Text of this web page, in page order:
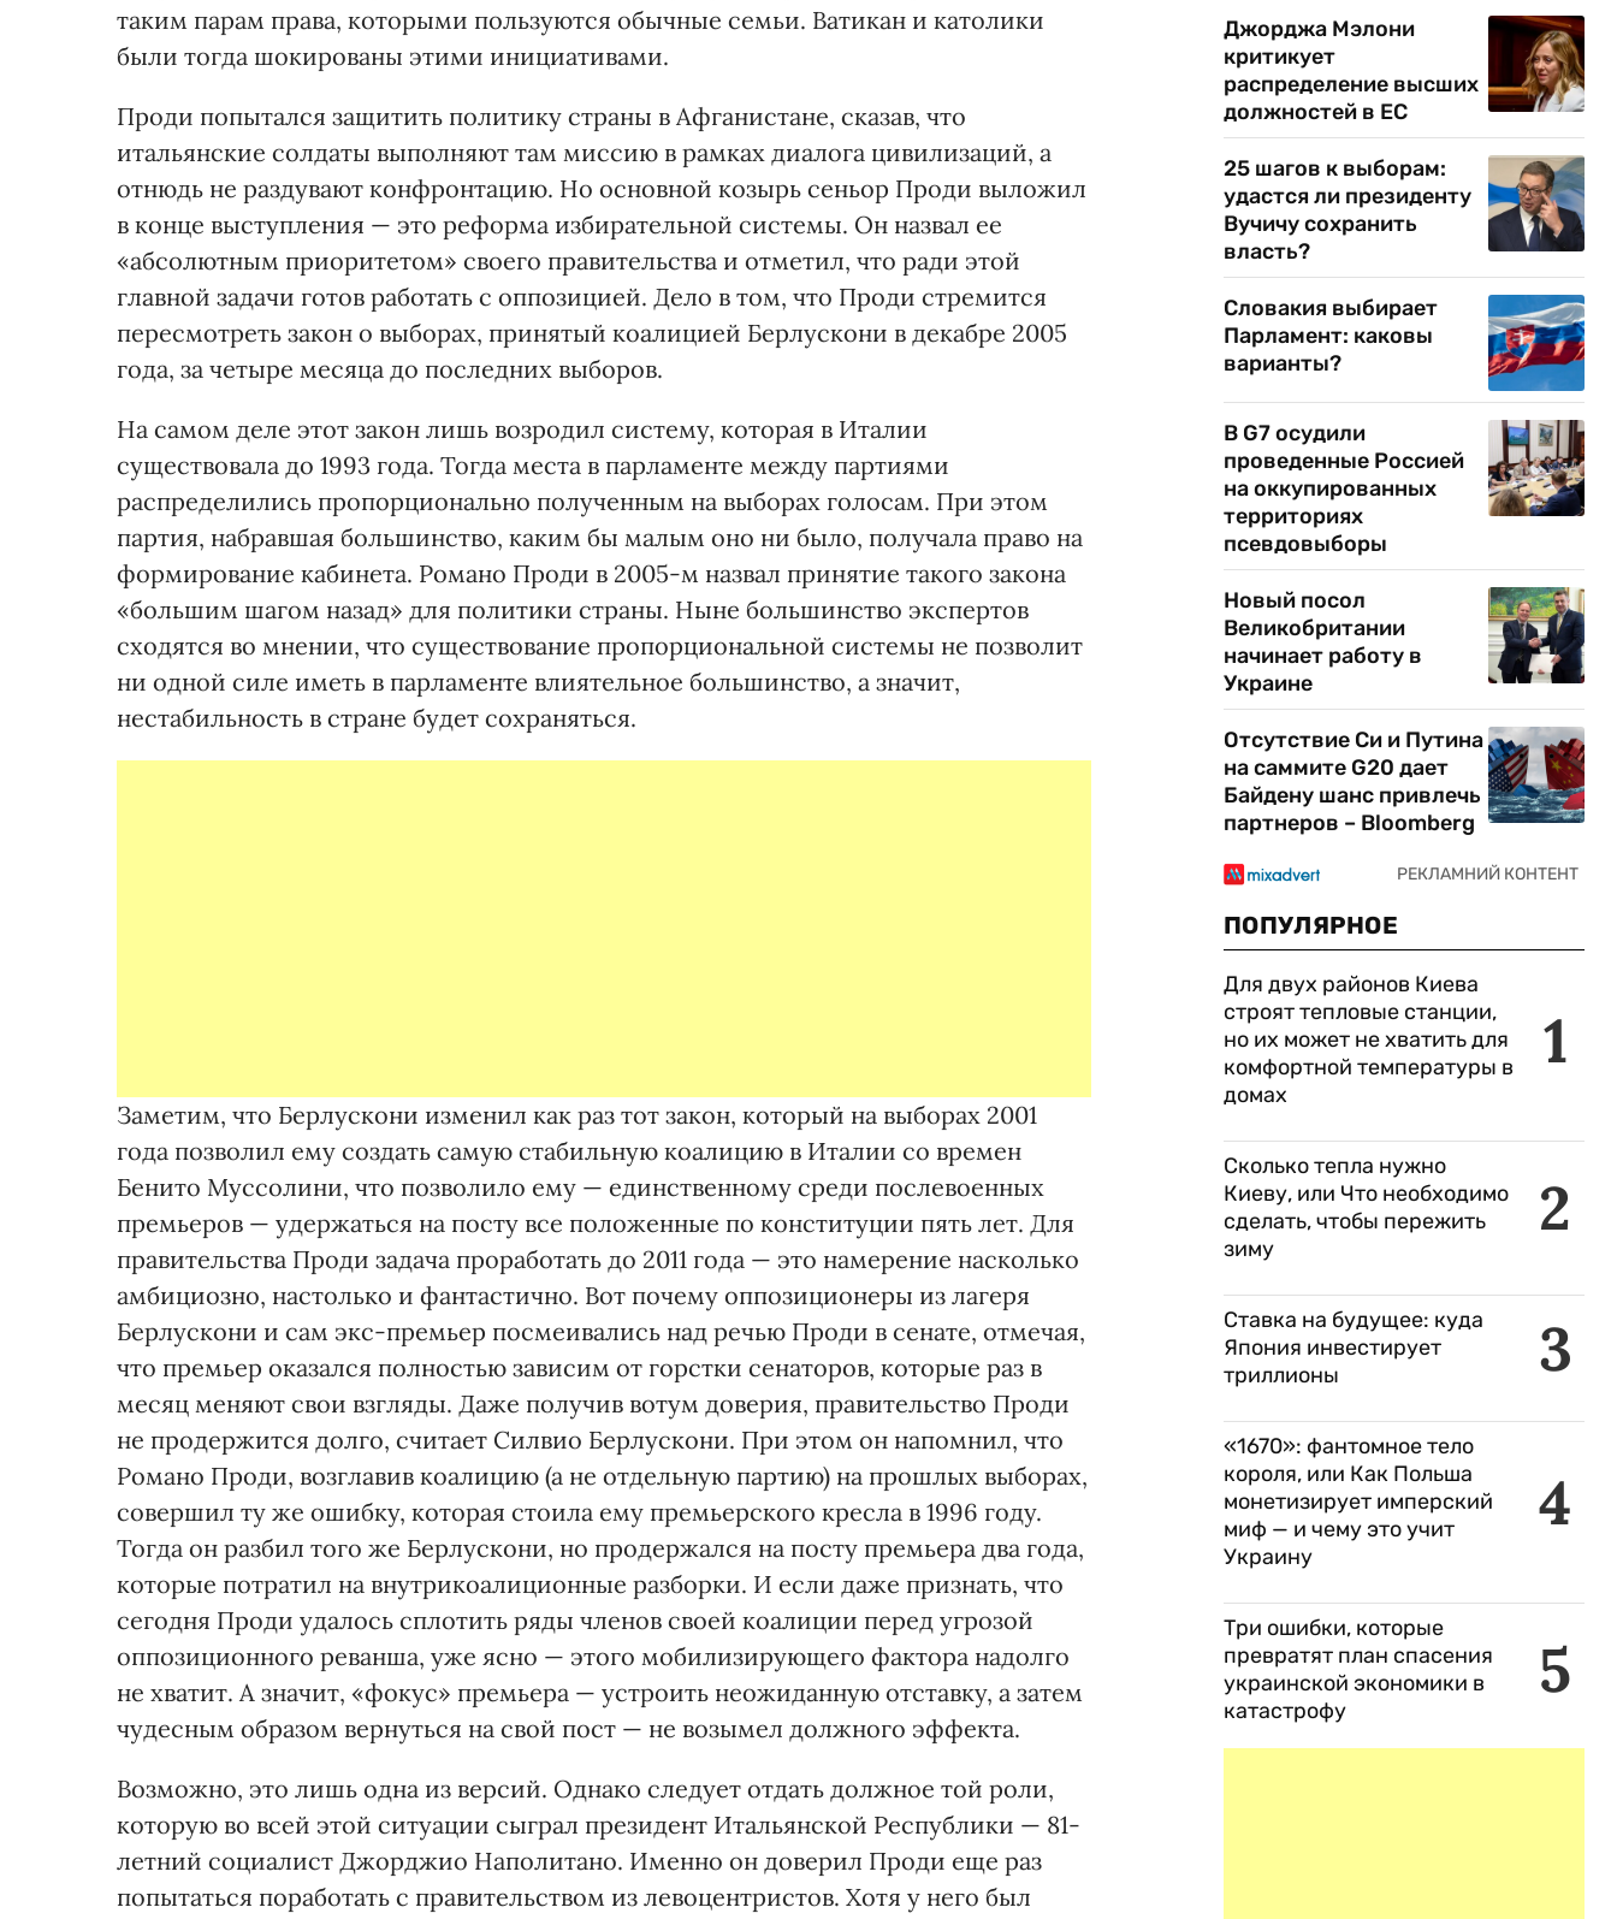
таким парам права, которыми пользуются обычные семьи. Ватикан и католики
были тогда шокированы этими инициативами.
Проди попытался защитить политику страны в Афганистане, сказав, что
итальянские солдаты выполняют там миссию в рамках диалога цивилизаций, а
отнюдь не раздувают конфронтацию. Но основной козырь сеньор Проди выложил
в конце выступления — это реформа избирательной системы. Он назвал ее
«абсолютным приоритетом» своего правительства и отметил, что ради этой
главной задачи готов работать с оппозицией. Дело в том, что Проди стремится
пересмотреть закон о выборах, принятый коалицией Берлускони в декабре 2005
года, за четыре месяца до последних выборов.
На самом деле этот закон лишь возродил систему, которая в Италии
существовала до 1993 года. Тогда места в парламенте между партиями
распределились пропорционально полученным на выборах голосам. При этом
партия, набравшая большинство, каким бы малым оно ни было, получала право на
формирование кабинета. Романо Проди в 2005-м назвал принятие такого закона
«большим шагом назад» для политики страны. Ныне большинство экспертов
сходятся во мнении, что существование пропорциональной системы не позволит
ни одной силе иметь в парламенте влиятельное большинство, а значит,
нестабильность в стране будет сохраняться.
Заметим, что Берлускони изменил как раз тот закон, который на выборах 2001
года позволил ему создать самую стабильную коалицию в Италии со времен
Бенито Муссолини, что позволило ему — единственному среди послевоен­ных
премьеров — удержаться на пос­ту все положенные по конституции пять лет. Для
правительства Проди задача проработать до 2011 года — это намерение насколько
амбициозно, настолько и фантастич­но. Вот почему оппозиционеры из лагеря
Берлускони и сам экс-пре­мьер посмеивались над речью Проди в сенате, отмечая,
что премьер оказался полностью зависим от горстки сенаторов, которые раз в
месяц меняют свои взгляды. Даже получив вотум доверия, правительство Проди
не продержится долго, считает Силвио Берлускони. При этом он напомнил, что
Романо Проди, возглавив коалицию (а не отдельную партию) на прошлых выборах,
совершил ту же ошибку, которая стоила ему премьерского кресла в 1996 году.
Тогда он раз­бил того же Берлускони, но про­держался на посту премьера два года,
которые потратил на вну­трикоалиционные разборки. И если даже признать, что
сегодня Проди удалось сплотить ряды членов своей коалиции перед угрозой
оппозиционного реванша, уже яс­но — этого мобилизирующего фактора надолго
не хватит. А значит, «фокус» премьера — устроить неожиданную отставку, а затем
чудесным образом вернуться на свой пост — не возымел должного эффекта.
Возможно, это лишь одна из версий. Однако следует отдать должное той роли,
которую во всей этой ситуации сыграл президент Итальянской Республики — 81-
летний социалист Джорджио Наполитано. Именно он доверил Проди еще раз
попытаться поработать с правительством из левоцентристов. Хотя у него был
Джорджа Мэлони
критикует
распределение высших
должностей в ЕС
25 шагов к выборам:
удастся ли президенту
Вучичу сохранить
власть?
Словакия выбирает
Парламент: каковы
варианты?
В G7 осудили
проведенные Россией
на оккупированных
территориях
псевдовыборы
Новый посол
Великобритании
начинает работу в
Украине
Отсутствие Си и Путина
на саммите G20 дает
Байдену шанс привлечь
партнеров – Bloomberg
ПОПУЛЯРНОЕ
1
Для двух районов Киева
строят тепловые станции,
но их может не хватить для
комфортной температуры в
домах
2
Сколько тепла нужно
Киеву, или Что необходимо
сделать, чтобы пережить
зиму
3
Ставка на будущее: куда
Япония инвестирует
триллионы
4
«1670»: фантомное тело
короля, или Как Польша
монетизирует имперский
миф — и чему это учит
Украину
5
Три ошибки, которые
превратят план спасения
украинской экономики в
катастрофу